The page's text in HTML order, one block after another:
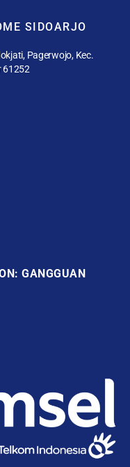
SIDOARJO
Pagerwojo, Kec.
61252
GANGGUAN